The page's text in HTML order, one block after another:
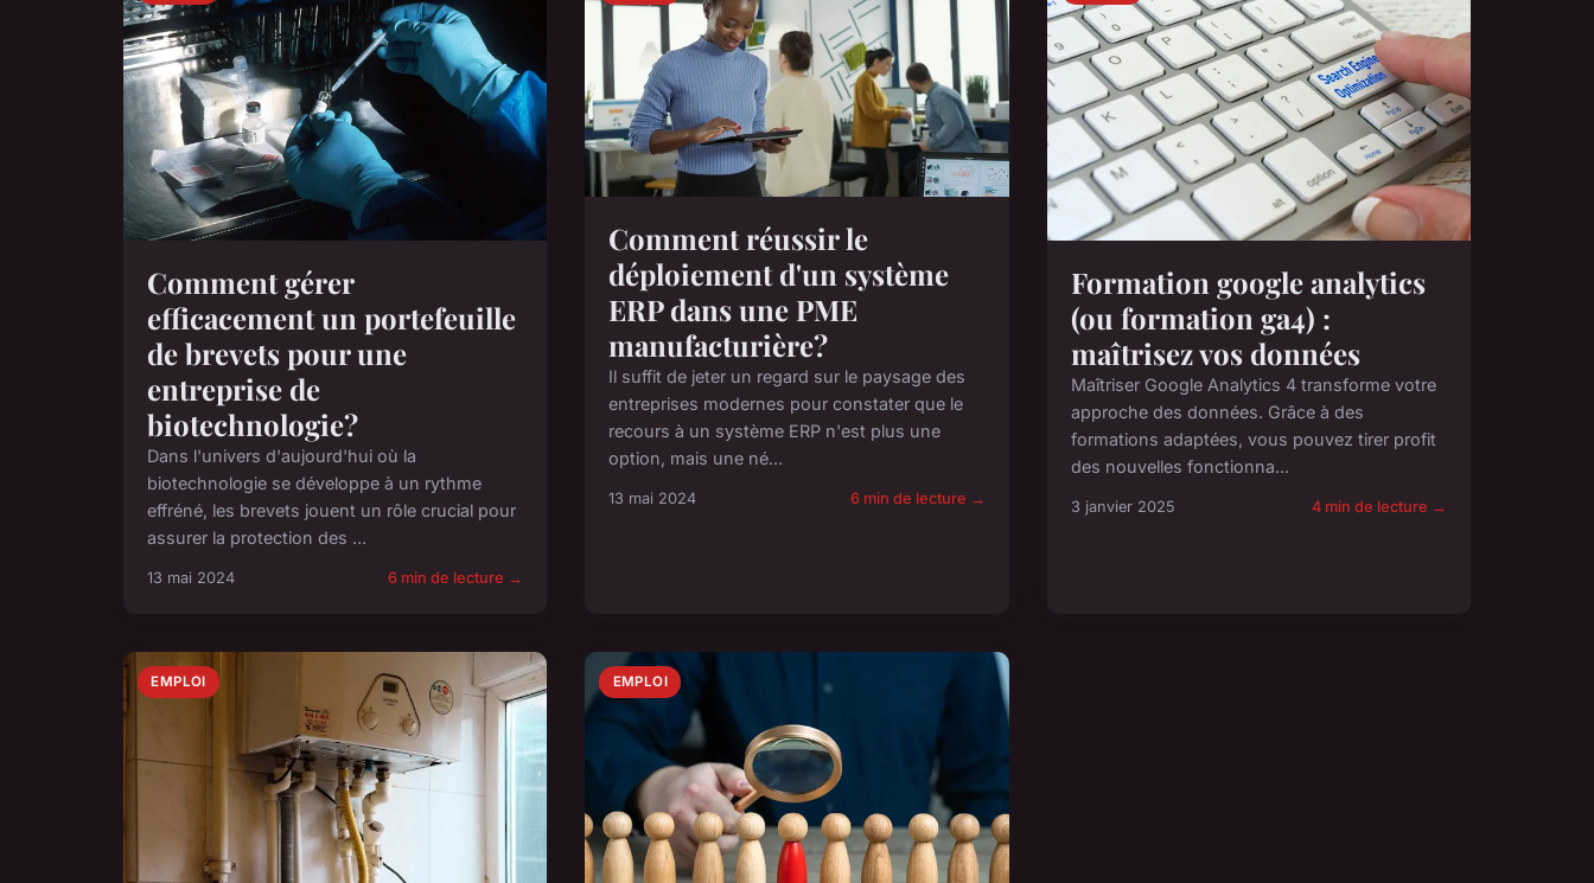
Comment gérer
efficacement un portefeuille
de brevets pour une
entreprise de
biotechnologie?
Dans l'univers d'aujourd'hui où la
biotechnologie se développe à un rythme
effréné, les brevets jouent un rôle crucial pour
assurer la protection des ...
13 mai 2024 6 min de lecture →
Comment réussir le
déploiement d'un système
ERP dans une PME
manufacturière?
Il suffit de jeter un regard sur le paysage des
entreprises modernes pour constater que le
recours à un système ERP n'est plus une
option, mais une né...
13 mai 2024 6 min de lecture →
Formation google analytics
(ou formation ga4) :
maîtrisez vos données
Maîtriser Google Analytics 4 transforme votre
approche des données. Grâce à des
formations adaptées, vous pouvez tirer profit
des nouvelles fonctionna...
3 janvier 2025 4 min de lecture →
EMPLOI EMPLOI